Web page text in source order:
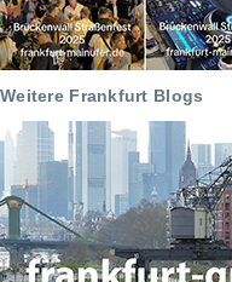
Weitere Frankfurt Blogs